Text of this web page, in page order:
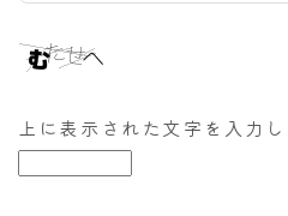
上に表示された文字を入力し